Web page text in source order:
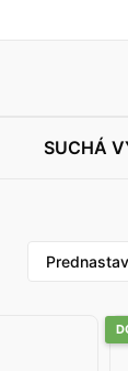
SUCHÁ